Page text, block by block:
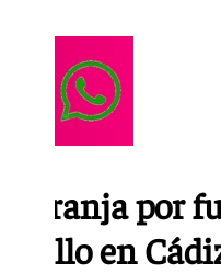
naranja por
en